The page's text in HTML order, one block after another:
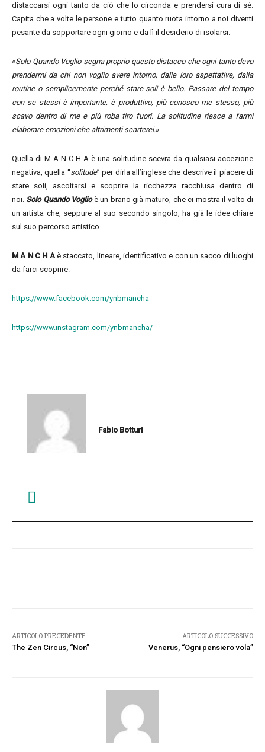
distaccarsi ogni tanto da ciò che lo circonda e prendersi cura di sé.
Capita che a volte le persone e tutto quanto ruota intorno a noi diventi
pesante da sopportare ogni giorno e da lì il desiderio di isolarsi.
«Solo Quando Voglio segna proprio questo distacco che ogni tanto devo
prendermi da chi non voglio avere intorno, dalle loro aspettative, dalla
routine o semplicemente perché stare soli è bello. Passare del tempo
con se stessi è importante, è produttivo, più conosco me stesso, più
scavo dentro di me e più roba tiro fuori. La solitudine riesce a farmi
elaborare emozioni che altrimenti scarterei.»
Quella di M A N C H A è una solitudine scevra da qualsiasi accezione
negativa, quella “solitude” per dirla all’inglese che descrive il piacere di
stare soli, ascoltarsi e scoprire la ricchezza racchiusa dentro di
noi. Solo Quando Voglioè un brano già maturo, che ci mostra il volto di
un artista che, seppure al suo secondo singolo, ha già le idee chiare
sul suo percorso artistico.
M A N C H Aè staccato, lineare, identificativo e con un sacco di luoghi
da farci scoprire.
https://www.facebook.com/ynbmancha
https://www.instagram.com/ynbmancha/
Fabio Botturi
ARTICOLO PRECEDENTE
The Zen Circus, “Non”
ARTICOLO SUCCESSIVO
Venerus, “Ogni pensiero vola”